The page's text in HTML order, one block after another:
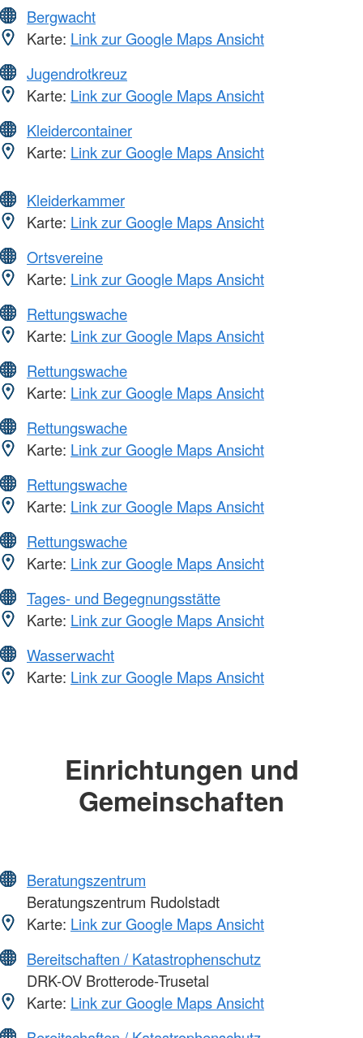
Bergwacht
Karte: Link zur Google Maps Ansicht
Jugendrotkreuz
Karte: Link zur Google Maps Ansicht
Kleidercontainer
Karte: Link zur Google Maps Ansicht
Kleiderkammer
Karte: Link zur Google Maps Ansicht
Ortsvereine
Karte: Link zur Google Maps Ansicht
Rettungswache
Karte: Link zur Google Maps Ansicht
Rettungswache
Karte: Link zur Google Maps Ansicht
Rettungswache
Karte: Link zur Google Maps Ansicht
Rettungswache
Karte: Link zur Google Maps Ansicht
Rettungswache
Karte: Link zur Google Maps Ansicht
Tages- und Begegnungsstätte
Karte: Link zur Google Maps Ansicht
Wasserwacht
Karte: Link zur Google Maps Ansicht
Einrichtungen und
Gemeinschaften
Beratungszentrum
Beratungszentrum Rudolstadt
Karte: Link zur Google Maps Ansicht
Bereitschaften / Katastrophenschutz
DRK-OV Brotterode-Trusetal
Karte: Link zur Google Maps Ansicht